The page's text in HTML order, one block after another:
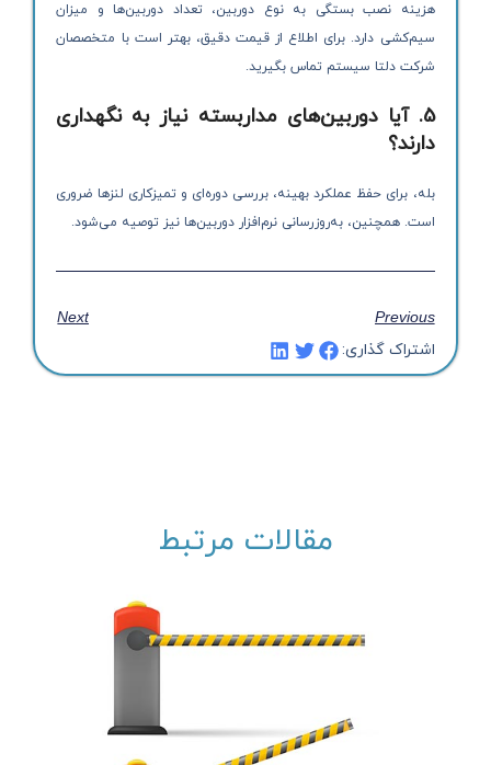
هزینه نصب بستگی به نوع دوربین، تعداد دوربین‌ها و میزان
سیم‌کشی دارد. برای اطلاع از قیمت دقیق، بهتر است با متخصصان
شرکت دلتا سیستم تماس بگیرید.
5. آیا دوربین‌های مداربسته نیاز به نگهداری
دارند؟
بله، برای حفظ عملکرد بهینه، بررسی دوره‌ای و تمیزکاری لنزها ضروری
است. همچنین، به‌روزرسانی نرم‌افزار دوربین‌ها نیز توصیه می‌شود.
Previous
Next
اشتراک گذاری:
مقالات مرتبط